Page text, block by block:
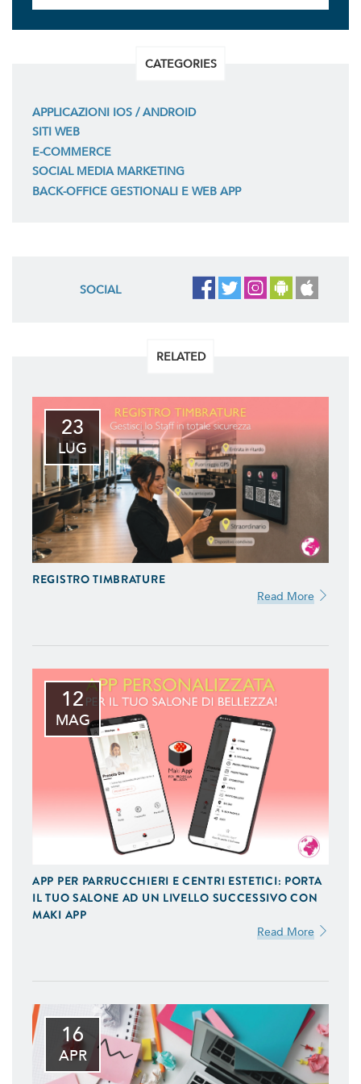
CATEGORIES
APPLICAZIONI IOS / ANDROID
SITI WEB
E-COMMERCE
SOCIAL MEDIA MARKETING
BACK-OFFICE GESTIONALI E WEB APP
SOCIAL
RELATED
23
LUG
REGISTRO TIMBRATURE
Read More
12
MAG
APP PER PARRUCCHIERI E CENTRI ESTETICI: PORTA
IL TUO SALONE AD UN LIVELLO SUCCESSIVO CON
MAKI APP
Read More
16
APR